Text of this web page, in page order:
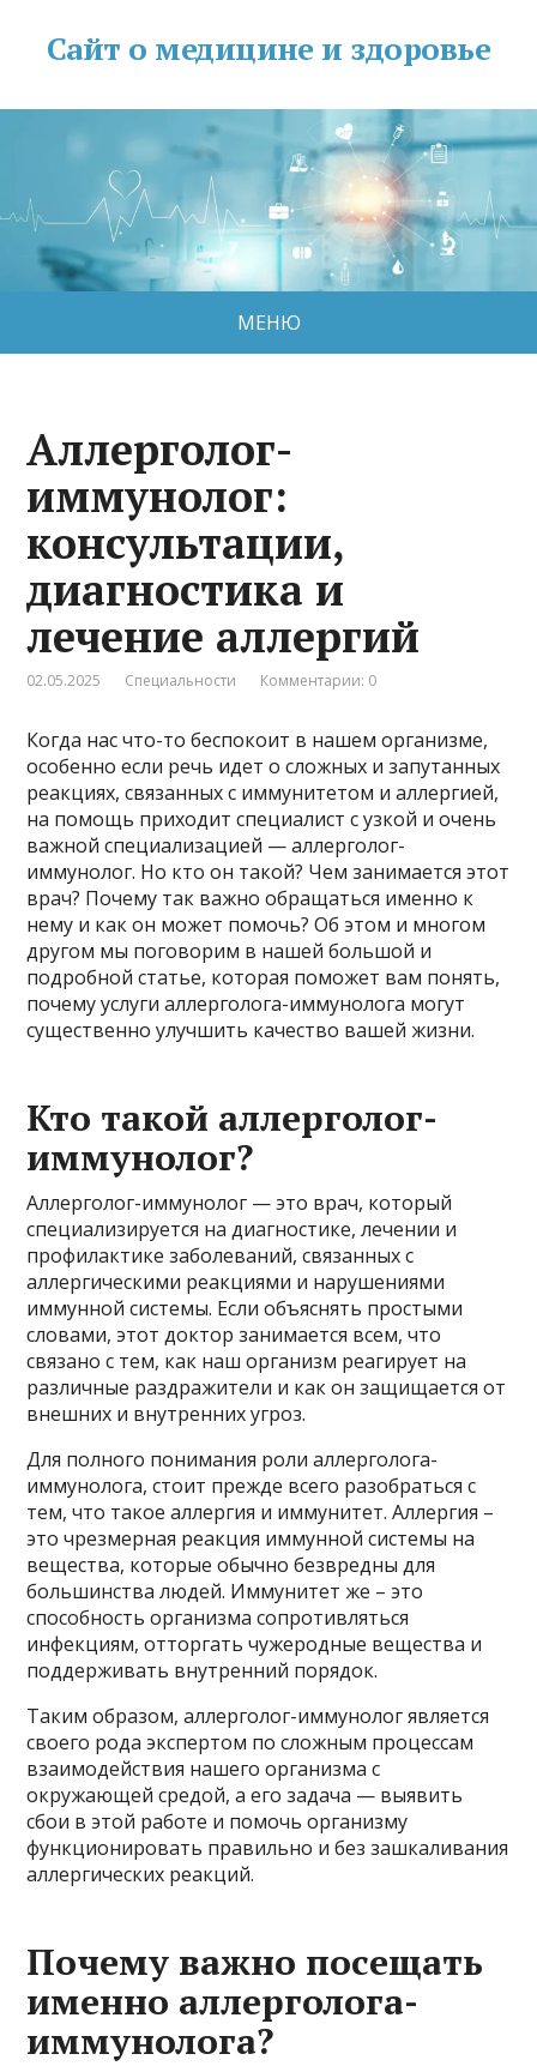
Сайт о медицине и здоровье
МЕНЮ
Аллерголог-
иммунолог:
консультации,
диагностика и
лечение аллергий
02.05.2025 Специальности Комментарии: 0
Когда нас что-то беспокоит в нашем организме,
особенно если речь идет о сложных и запутанных
реакциях, связанных с иммунитетом и аллергией,
на помощь приходит специалист с узкой и очень
важной специализацией — аллерголог-
иммунолог. Но кто он такой? Чем занимается этот
врач? Почему так важно обращаться именно к
нему и как он может помочь? Об этом и многом
другом мы поговорим в нашей большой и
подробной статье, которая поможет вам понять,
почему услуги аллерголога-иммунолога могут
существенно улучшить качество вашей жизни.
Кто такой аллерголог-
иммунолог?
Аллерголог-иммунолог — это врач, который
специализируется на диагностике, лечении и
профилактике заболеваний, связанных с
аллергическими реакциями и нарушениями
иммунной системы. Если объяснять простыми
словами, этот доктор занимается всем, что
связано с тем, как наш организм реагирует на
различные раздражители и как он защищается от
внешних и внутренних угроз.
Для полного понимания роли аллерголога-
иммунолога, стоит прежде всего разобраться с
тем, что такое аллергия и иммунитет. Аллергия –
это чрезмерная реакция иммунной системы на
вещества, которые обычно безвредны для
большинства людей. Иммунитет же – это
способность организма сопротивляться
инфекциям, отторгать чужеродные вещества и
поддерживать внутренний порядок.
Таким образом, аллерголог-иммунолог является
своего рода экспертом по сложным процессам
взаимодействия нашего организма с
окружающей средой, а его задача — выявить
сбои в этой работе и помочь организму
функционировать правильно и без зашкаливания
аллергических реакций.
Почему важно посещать
именно аллерголога-
иммунолога?